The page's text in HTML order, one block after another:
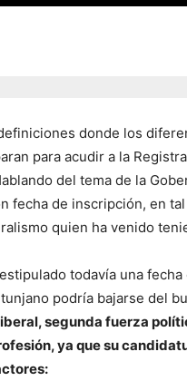
donde los
para acudir a la
del tema de la
fecha de inscripción, en
quien ha venido
todavía una
podría bajarse del
segunda fuerza
ya que su